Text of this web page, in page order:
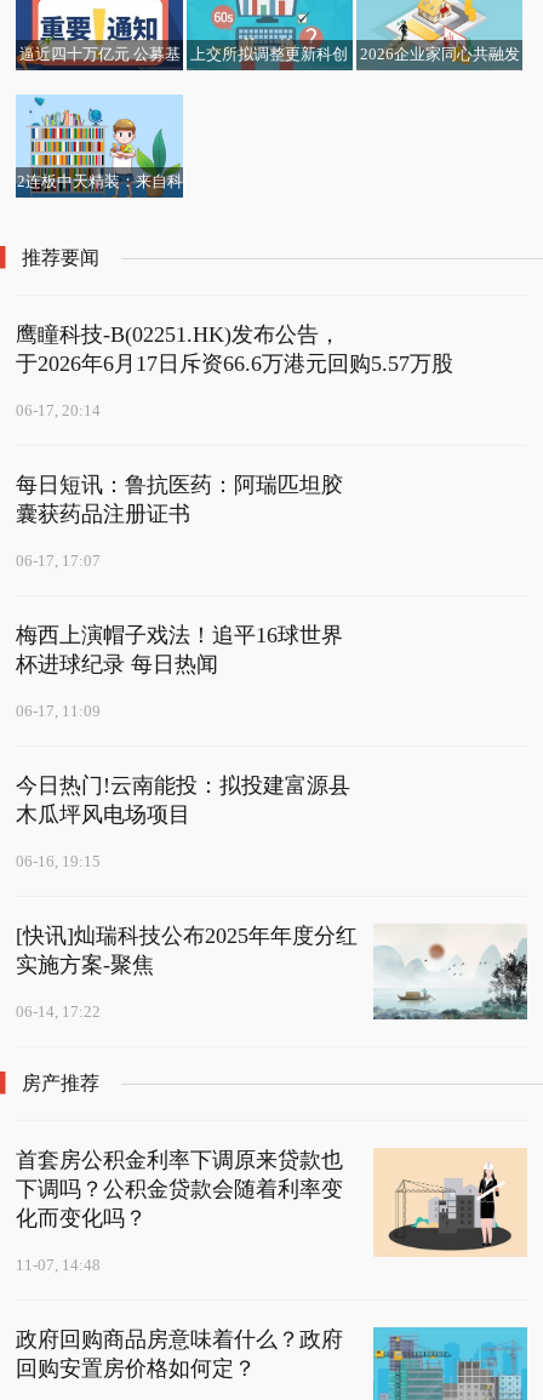
调 考虑与资金因素有关
0）
逼近四十万亿元 公募基
上交所拟调整更新科创
2026企业家同心共融发
2连板中天精装：来自科
推荐要闻
鹰瞳科技-B(02251.HK)发布公告，
于2026年6月17日斥资66.6万港元回购5.57万股
06-17, 20:14
每日短讯：鲁抗医药：阿瑞匹坦胶
囊获药品注册证书
06-17, 17:07
梅西上演帽子戏法！追平16球世界
杯进球纪录 每日热闻
06-17, 11:09
今日热门!云南能投：拟投建富源县
木瓜坪风电场项目
06-16, 19:15
[快讯]灿瑞科技公布2025年年度分红
实施方案-聚焦
06-14, 17:22
房产推荐
首套房公积金利率下调原来贷款也
下调吗？公积金贷款会随着利率变
化而变化吗？
11-07, 14:48
政府回购商品房意味着什么？政府
回购安置房价格如何定？